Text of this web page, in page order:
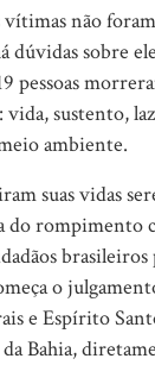
vítimas não
sobre
pessoas
vida, sustento,
ambiente.
suas vidas
do rompimento
o
e Espírito
Bahia,